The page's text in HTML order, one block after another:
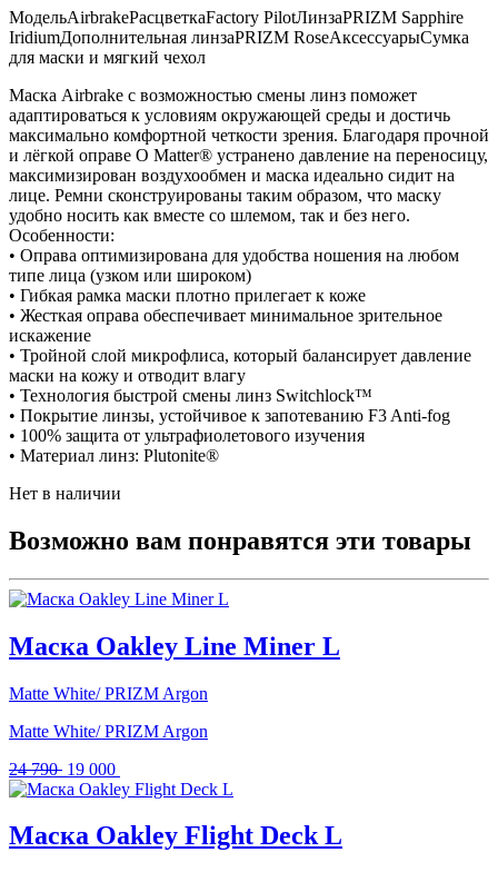
МодельAirbrakeРасцветкаFactory PilotЛинзаPRIZM Sapphire
IridiumДополнительная линзаPRIZM RoseАксессуарыСумка
для маски и мягкий чехол
Маска Airbrake с возможностью смены линз поможет
адаптироваться к условиям окружающей среды и достичь
максимально комфортной четкости зрения. Благодаря прочной
и лёгкой оправе O Matter® устранено давление на переносицу,
максимизирован воздухообмен и маска идеально сидит на
лице. Ремни сконструированы таким образом, что маску
удобно носить как вместе со шлемом, так и без него.
Особенности:
• Оправа оптимизирована для удобства ношения на любом
типе лица (узком или широком)
• Гибкая рамка маски плотно прилегает к коже
• Жесткая оправа обеспечивает минимальное зрительное
искажение
• Тройной слой микрофлиса, который балансирует давление
маски на кожу и отводит влагу
• Технология быстрой смены линз Switchlock™
• Покрытие линзы, устойчивое к запотеванию F3 Anti-fog
• 100% защита от ультрафиолетового изучения
• Материал линз: Plutonite®
Нет в наличии
Возможно вам понравятся эти товары
Маска Oakley Line Miner L
Matte White/ PRIZM Argon
Matte White/ PRIZM Argon
24 790 Первоначальная
цена
24
790 .
19 000
цена:
000 .
Маска Oakley Flight Deck L